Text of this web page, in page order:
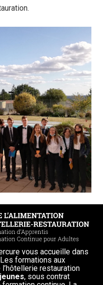
vous accueille dans
formations aux
restauration
jeunes, sous contrat